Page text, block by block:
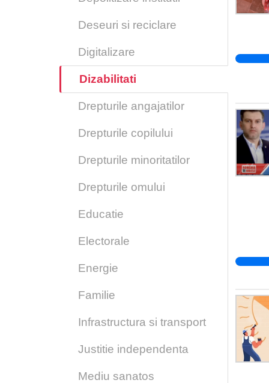
Deseuri si reciclare
Digitalizare
Dizabilitati
Drepturile angajatilor
Drepturile copilului
Drepturile minoritatilor
Drepturile omului
Educatie
Electorale
Energie
Familie
Infrastructura si transport
Justitie independenta
Mediu sanatos